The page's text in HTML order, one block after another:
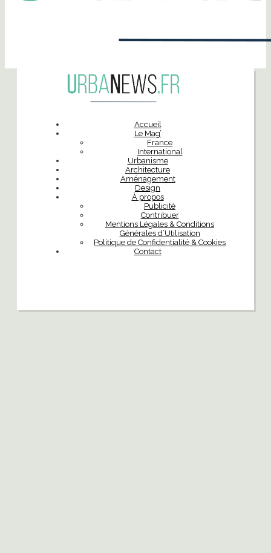
Accueil
Le Mag’
France
International
Urbanisme
Architecture
Aménagement
Design
À propos
Publicité
Contribuer
Mentions Légales & Conditions
Générales d’Utilisation
Politique de Confidentialité & Cookies
Contact